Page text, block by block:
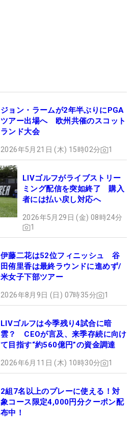
ジョン・ラームが2年半ぶりにPGA
ツアー出場へ 欧州共催のスコット
ランド大会
2026年5月21日 (木) 15時02分 1
LIVゴルフがライブストリー
ミング配信を突如終了 購入
者には払い戻し対応へ
2026年5月29日 (金) 08時24分
1
伊藤二花は52位フィニッシュ 谷
田侑里香は最終ラウンドに進めず/
米女子下部ツアー
2026年8月9日 (日) 07時35分 1
LIVゴルフは今季残り4試合に暗
雲？ CEOが言及、来季存続に向け
て目指す“約560億円”の資金調達
2026年6月11日 (木) 10時30分 1
2組7名以上のプレーに使える！対
象コース限定4,000円分クーポン配
布中！